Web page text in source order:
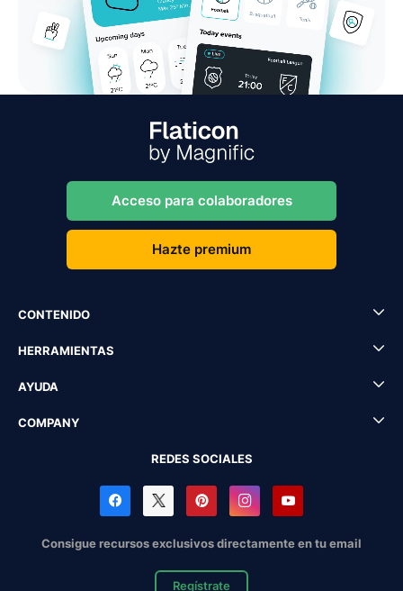
Acceso para colaboradores
Hazte premium
CONTENIDO
HERRAMIENTAS
AYUDA
COMPANY
REDES SOCIALES
Consigue recursos exclusivos directamente en tu email
Regístrate